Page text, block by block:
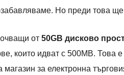
Но преди това
от 50GB дисково
които идват с 500MB. Това
за електронна